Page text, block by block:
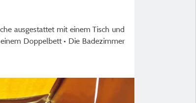
ausgestattet mit einem Tisch und
Doppelbett • Die Badezimmer